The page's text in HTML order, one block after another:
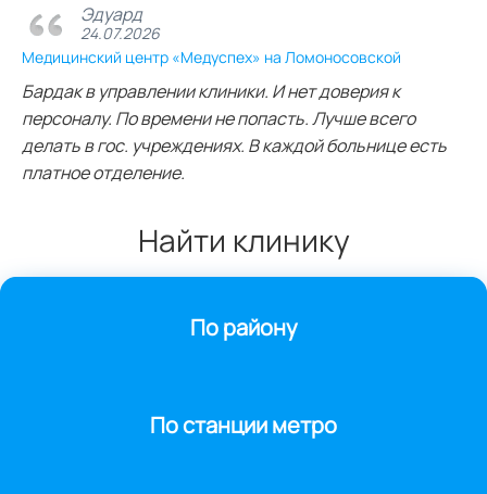
Эдуард
24.07.2026
Медицинский центр «Медуспех» на Ломоносовской
Бардак в управлении клиники. И нет доверия к
персоналу. По времени не попасть. Лучше всего
делать в гос. учреждениях. В каждой больнице есть
платное отделение.
Найти клинику
По району
По станции метро